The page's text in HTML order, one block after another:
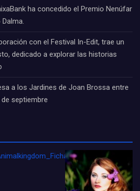
ha concedido el Premio Nenúfar
con el Festival In-Edit, trae un
dedicado a explorar las historias
a los Jardines de Joan Brossa entre
septiembre